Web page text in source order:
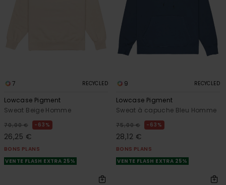
7 RECYCLED
Lowcase Pigment
Sweat Beige Homme
70,00 € 63%
26,25 €
BONS PLANS
VENTE FLASH EXTRA 25%
9 RECYCLED
Lowcase Pigment
Sweat à capuche Bleu Homme
75,00 € 63%
28,12 €
BONS PLANS
VENTE FLASH EXTRA 25%